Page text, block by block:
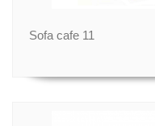
Sofa cafe 11